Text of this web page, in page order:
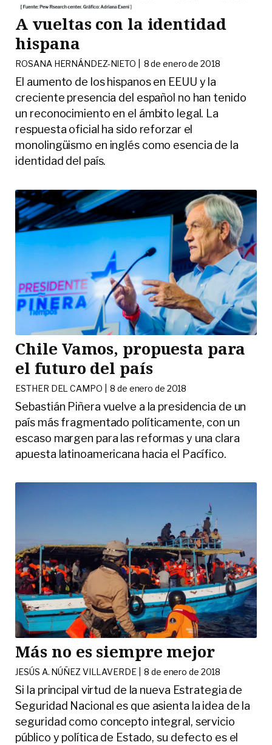
A vueltas con la identidad
hispana
ROSANA HERNÁNDEZ-NIETO | 8 de enero de 2018
El aumento de los hispanos en EEUU y la
creciente presencia del español no han tenido
un reconocimiento en el ámbito legal. La
respuesta oficial ha sido reforzar el
monolingüismo en inglés como esencia de la
identidad del país.
Chile Vamos, propuesta para
el futuro del país
ESTHER DEL CAMPO |8 de enero de 2018
Sebastián Piñera vuelve a la presidencia de un
país más fragmentado políticamente, con un
escaso margen para las reformas y una clara
apuesta latinoamericana hacia el Pacífico.
Más no es siempre mejor
JESÚS A. NÚÑEZ VILLAVERDE |8 de enero de 2018
Si la principal virtud de la nueva Estrategia de
Seguridad Nacional es que asienta la idea de la
seguridad como concepto integral, servicio
público y política de Estado, su defecto es el